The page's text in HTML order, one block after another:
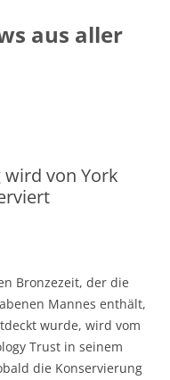
aus aller
wird von York
Bronzezeit, der die
Mannes enthält,
wurde, wird vom
Trust in seinem
die Konservierung